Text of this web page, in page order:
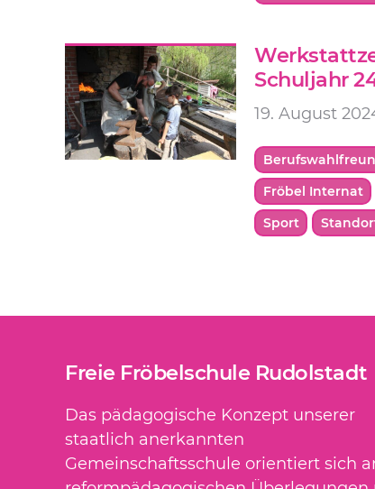
Schuljahr
19. August
Fröbel Internat
Sport
Freie Fröbelschule Rudolstadt
Das pädagogische Konzept unserer
staatlich anerkannten
Gemeinschaftsschule orientiert sich